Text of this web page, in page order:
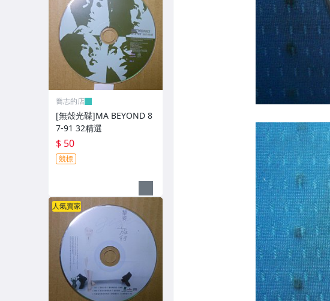
喬志的店
[無殼光碟]MA BEYOND 8
7-91 32精選
$ 50
競標
人氣賣家